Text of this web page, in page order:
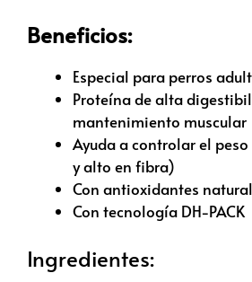
Beneficios:
Especial para perros
Proteína de alta
mantenimiento muscular
Ayuda a controlar el
y alto en fibra)
Con antioxidantes
Con tecnología DH-PACK
Ingredientes: